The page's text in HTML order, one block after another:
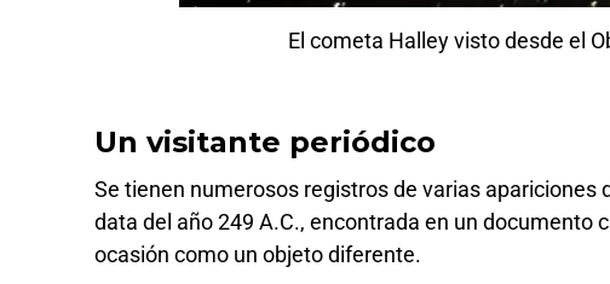
El cometa Halley visto desde el
Un visitante periódico
Se tienen numerosos registros de varias
data del año 249 A.C., encontrada en un documento
ocasión como un objeto diferente.